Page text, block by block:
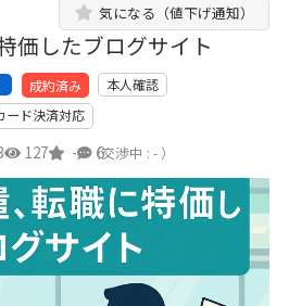
価したブログサイト
気になる（値下げ通知）
成約済み
本人確認
ード決済対応
127 - 6
（交渉中 : - ）